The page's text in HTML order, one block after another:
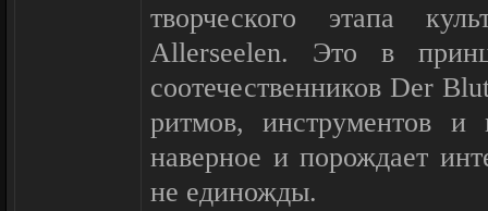
творческого этапа
Allerseelen. Это в
соотечественников Der
ритмов, инструментов и
наверное и порождает
не единожды.